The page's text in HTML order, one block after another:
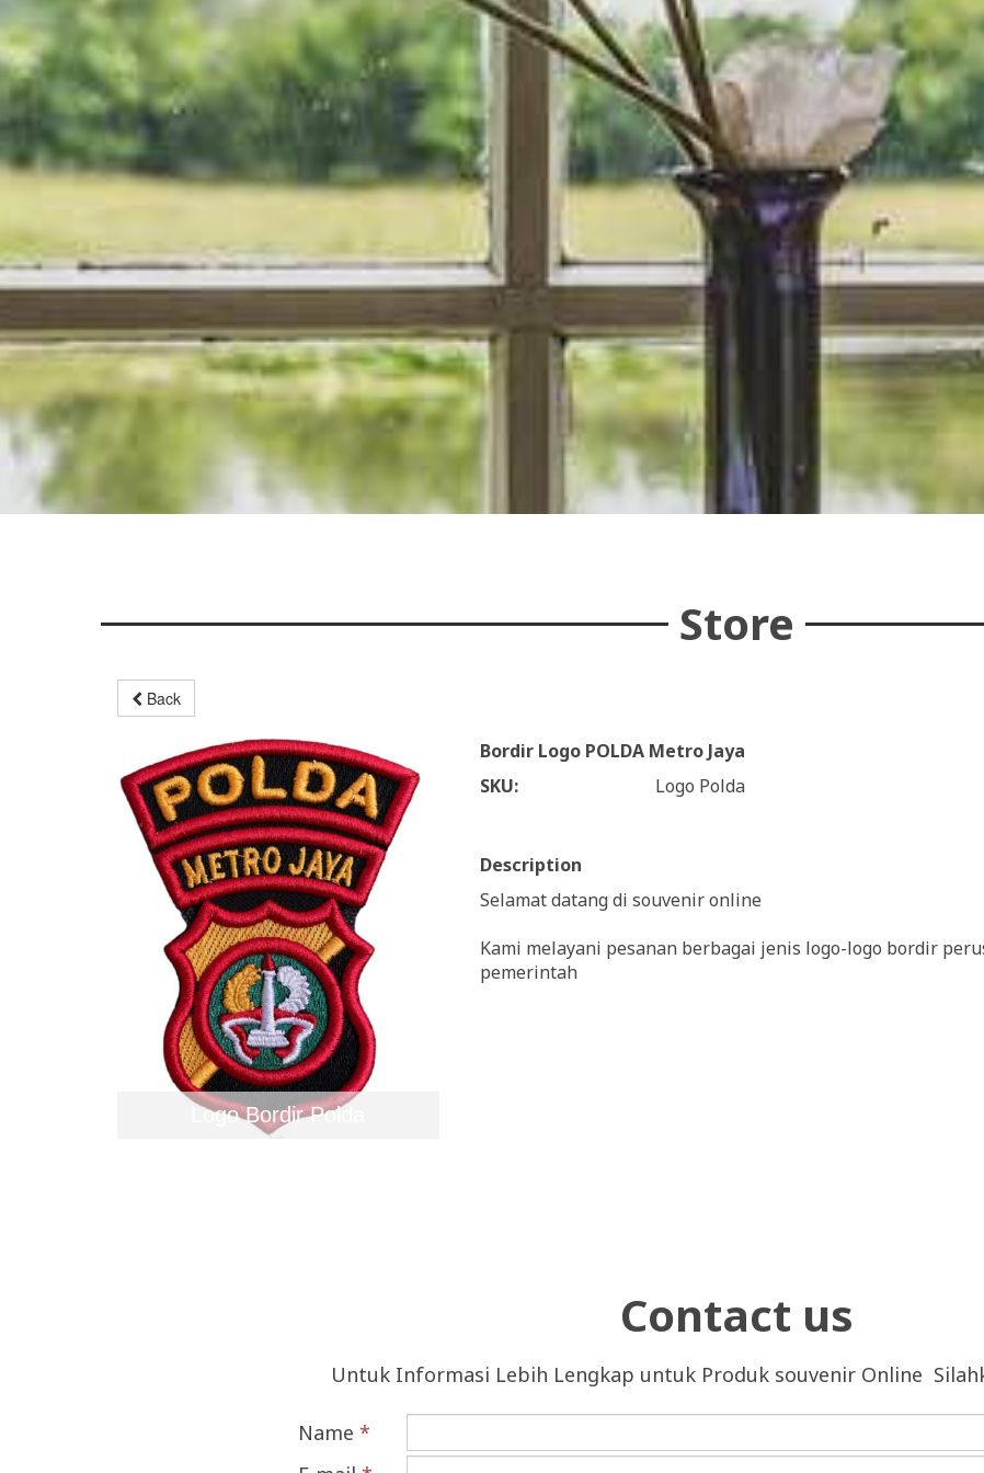
Store
Back
Logo Bordir Polda
Bordir Logo POLDA Metro Jaya
SKU:
Logo Polda
Description
Selamat datang di souvenir online
Kami melayani pesanan berbagai jenis logo-logo bordir
pemerintah
Contact us
Untuk Informasi Lebih Lengkap untuk Produk souvenir Online
Name *